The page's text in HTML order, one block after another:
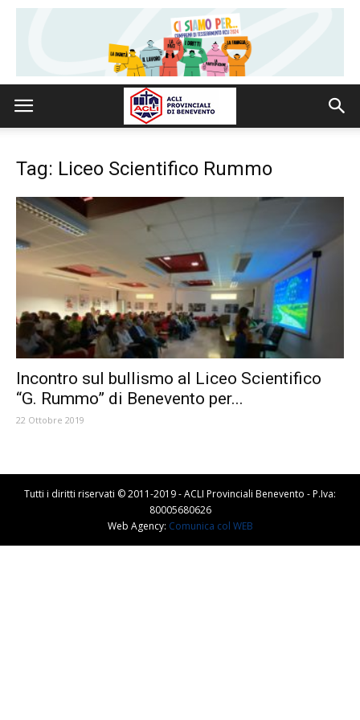
Tag: Liceo Scientifico Rummo
Incontro sul bullismo al Liceo Scientifico
“G. Rummo” di Benevento per...
22 Ottobre 2019
Tutti i diritti riservati © 2011-2019 - ACLI Provinciali Benevento - P.Iva:
80005680626
Web Agency: Comunica col WEB